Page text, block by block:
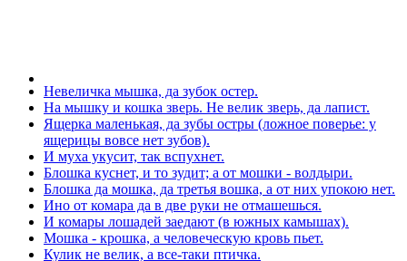
Невеличка мышка, да зубок остер.
На мышку и кошка зверь. Не велик зверь, да лапист.
Ящерка маленькая, да зубы остры (ложное поверье: у
ящерицы вовсе нет зубов).
И муха укусит, так вспухнет.
Блошка куснет, и то зудит; а от мошки - волдыри.
Блошка да мошка, да третья вошка, а от них упокою нет.
Ино от комара да в две руки не отмашешься.
И комары лошадей заедают (в южных камышах).
Мошка - крошка, а человеческую кровь пьет.
Кулик не велик, а все-таки птичка.